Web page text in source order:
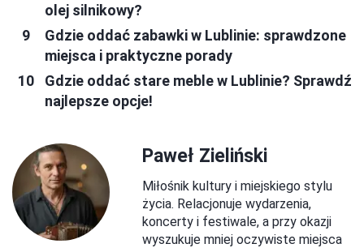
olej silnikowy?
Gdzie oddać zabawki w Lublinie: sprawdzone
miejsca i praktyczne porady
Gdzie oddać stare meble w Lublinie? Sprawdź
najlepsze opcje!
Paweł Zieliński
Miłośnik kultury i miejskiego stylu
życia. Relacjonuje wydarzenia,
koncerty i festiwale, a przy okazji
wyszukuje mniej oczywiste miejsca